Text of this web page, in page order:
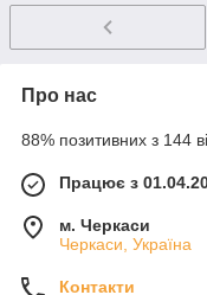
Про нас
88% позитивних з 144
Працює з
м. Черкаси
Черкаси, Україна
Контакти